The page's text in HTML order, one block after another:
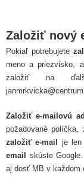
Založiť nový
Pokiaľ potrebujete
meno a priezvisko,
založiť na
Založiť e-mailovú
požadované
založiť e-mail je len
email
skúste
aj dosť MB v každom